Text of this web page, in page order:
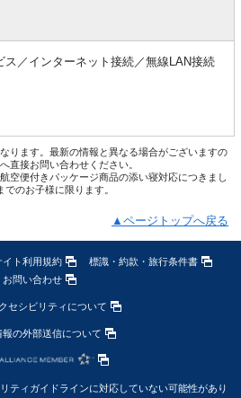
ス／インターネット接続／無線LAN接続
ります。最新の情報と異なる場合がございますの
直接お問い合わせください。
空便付きパッケージ商品の添い寝対応につきまし
のお子様に限ります。
▲ページトップへ戻る
イト利用規約
標識・約款・旅行条件書
お問い合わせ
セシビリティについて
報の外部送信について
ティガイドラインに対応していない可能性があり